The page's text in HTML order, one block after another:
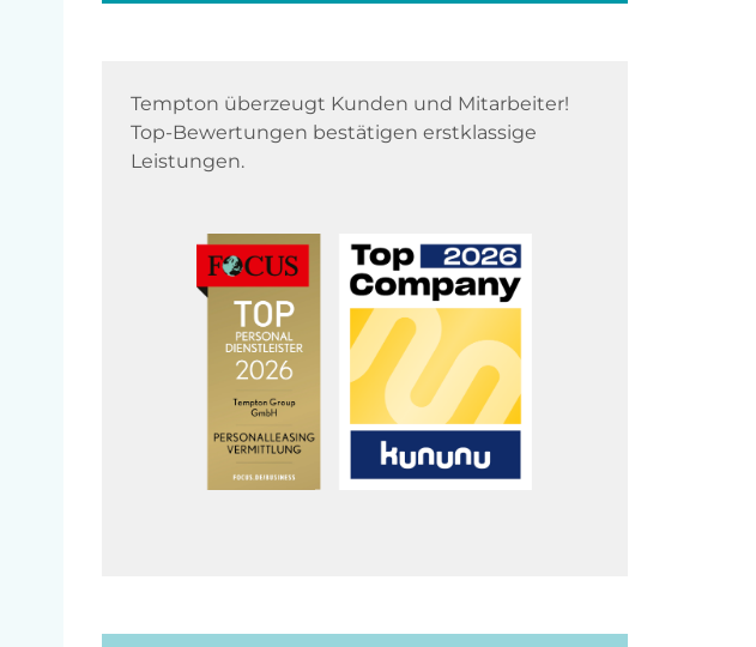
Tempton überzeugt Kunden und Mitarbeiter!
Top-Bewertungen bestätigen erstklassige
Leistungen.